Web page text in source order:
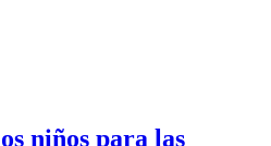
niños para las